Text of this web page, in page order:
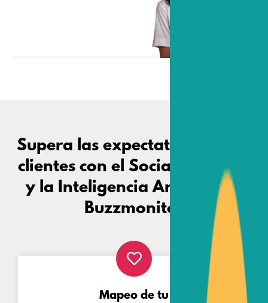
Supera las expectativas de tus
clientes con el Social Listening
y la Inteligencia Artificial de
Buzzmonitor
Mapeo de tu